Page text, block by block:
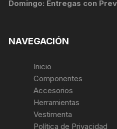
Domingo: Entregas con
NAVEGACIÓN
Inicio
Componentes
Accesorios
Herramientas
Vestimenta
Política de Privacidad